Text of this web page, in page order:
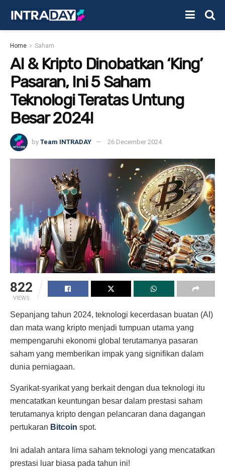
Home Saham
AI & Kripto Dinobatkan ‘King’
Pasaran, Ini 5 Saham
Teknologi Teratas Untung
Besar 2024!
by Team INTRADAY 26 December 2024
822
VIEWS
Sepanjang tahun 2024, teknologi kecerdasan buatan (AI)
dan mata wang kripto menjadi tumpuan utama yang
mempengaruhi ekonomi global terutamanya pasaran
saham yang memberikan impak yang signifikan dalam
dunia perniagaan.
Syarikat-syarikat yang berkait dengan dua teknologi itu
mencatatkan keuntungan besar dalam prestasi saham
terutamanya kripto dengan pelancaran dana dagangan
pertukaran Bitcoin spot.
Ini adalah antara lima saham teknologi yang mencatatkan
prestasi luar biasa pada tahun ini!